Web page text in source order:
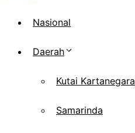
Nasional
Daerah
Kutai Kartanegara
Samarinda